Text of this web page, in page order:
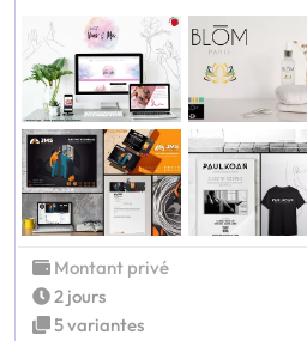
Montant privé
2 jours
5 variantes